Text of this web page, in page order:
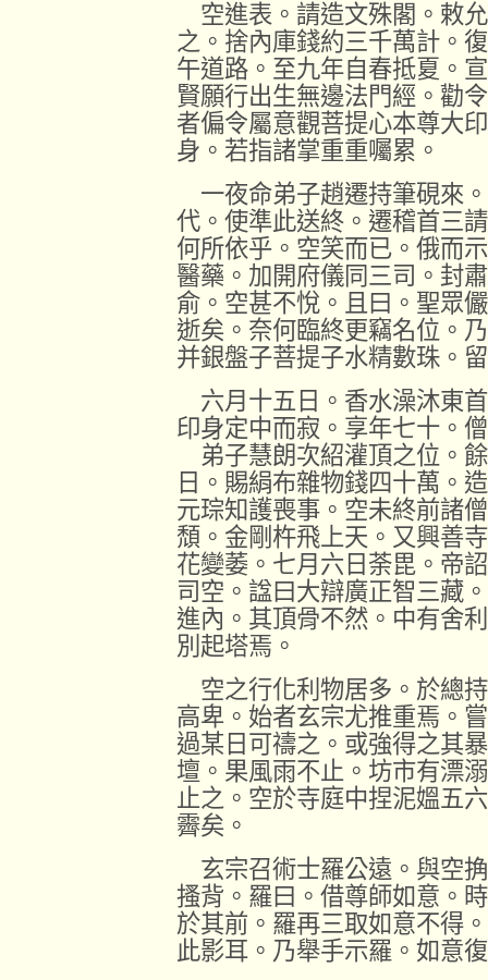
空進表。請造文殊閣。敕
之。捨內庫錢約三千萬計。
午道路。至九年自春抵夏。
賢願行出生無邊法門經。勸
者偏令屬意觀菩提心本尊大
身。若指諸掌重重囑累。
一夜命弟子趙遷持筆硯來
代。使準此送終。遷稽首三
何所依乎。空笑而已。俄而
醫藥。加開府儀同三司。封
俞。空甚不悅。且曰。聖眾
逝矣。奈何臨終更竊名位。
并銀盤子菩提子水精數珠。
六月十五日。香水澡沐東
印身定中而寂。享年七十。
弟子慧朗次紹灌頂之位。
日。賜絹布雜物錢四十萬。
元琮知護喪事。空未終前諸
頹。金剛杵飛上天。又興善
花變萎。七月六日荼毘。帝
司空。諡曰大辯廣正智三藏
進內。其頂骨不然。中有舍
別起塔焉。
空之行化利物居多。於總
高卑。始者玄宗尤推重焉。
過某日可禱之。或強得之其
壇。果風雨不止。坊市有漂
止之。空於寺庭中捏泥媼五
霽矣。
玄宗召術士羅公遠。與空
搔背。羅曰。借尊師如意。
於其前。羅再三取如意不得
此影耳。乃舉手示羅。如意